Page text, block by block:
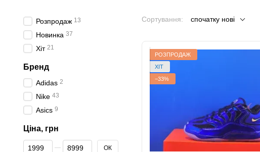
Сортування: спочатку нові
РОЗПРОДАЖ
ХІТ
−33%
Розпродаж 13
Новинка 37
Хіт 21
Бренд
Adidas 2
Nike 43
Asics 9
Ціна, грн
Від Ціна, грн
До Ціна, грн ОК